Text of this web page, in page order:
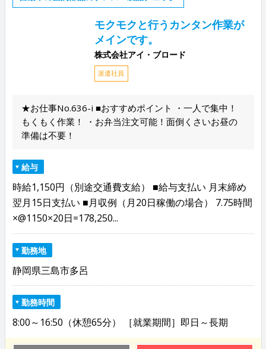
モクモクと行うカンタン作業が
メインです。
株式会社アイ・ブロード
派遣社員
★お仕事No.636-i ■おすすめポイント ・一人で集中！
もくもく作業！ ・お弁当注文可能！面倒くさいお昼の
準備は不要！
給与
時給1,150円（別途交通費支給） ■給与支払い 月末締め
翌月15日支払い ■月収例（月20日稼働の場合） 7.75時間
×@1150×20日=178,250...
勤務地
静岡県三島市多呂
勤務時間
8:00～16:50（休憩65分） ［就業期間］即日～長期